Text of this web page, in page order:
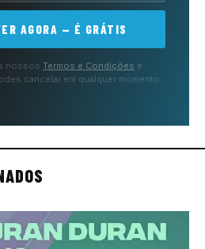
AGORA — É GRÁTIS
nossos Termos e Condições e
cancelar em qualquer momento.